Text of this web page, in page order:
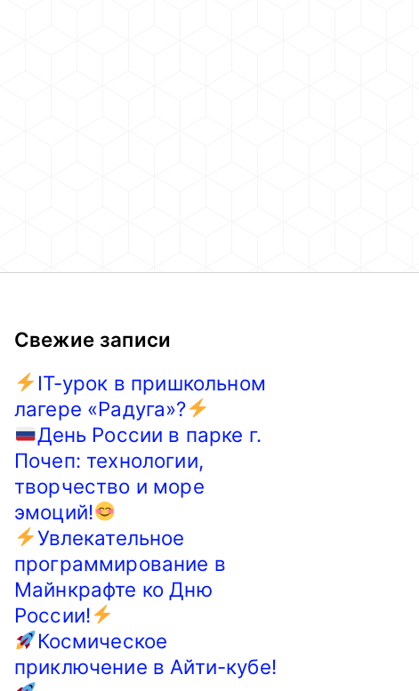
Свежие записи
IT-урок в пришкольном
лагере «Радуга»?
День России в парке г.
Почеп: технологии,
творчество и море
эмоций!
Увлекательное
программирование в
Майнкрафте ко Дню
России!
Космическое
приключение в Айти-кубе!